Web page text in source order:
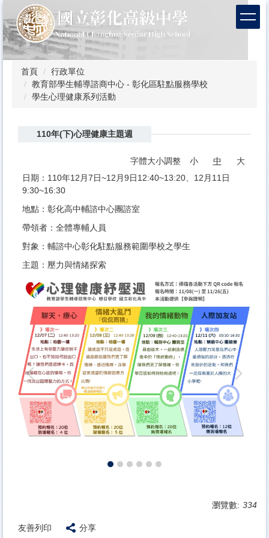
到
主
要
內
首頁
行政單位
教育部學生輔導諮商中心 - 彰化區駐點服務學校
學生心理健康系列活動
110年(下)心理健康主題週
字體大小調整 小 中
大
日期：110年12月7日~12月9日12:40~13:20、12月11日
9:30~16:30
地點：彰化高中輔諮中心團諮室
帶領者：全體專輔人員
對象：輔諮中心彰化駐點服務範圍學校之學生
主題：壓力與情緒探索
瀏覽數: 334
友善列印 分享